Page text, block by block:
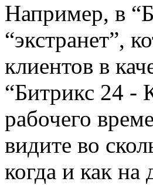
Например, в
“экстранет”,
клиентов в
“Битрикс 24 -
рабочего
видите во
когда и как на